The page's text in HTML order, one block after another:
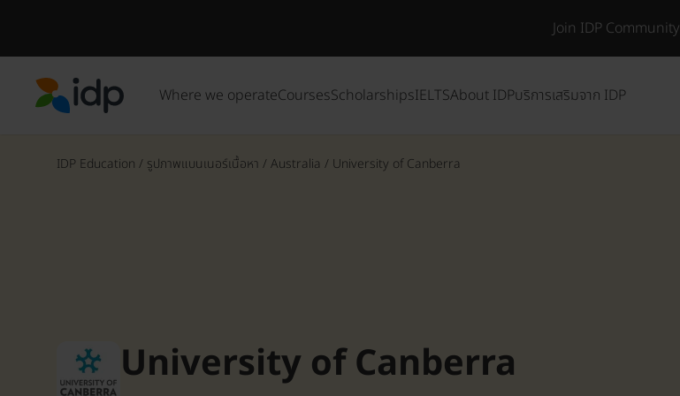
Join IDP Community
Where we operateCoursesScholarshipsIELTSAbout IDPบริการเสริมจาก IDP
IDP Education / รูปภาพแบนเนอร์เนื้อหา /Australia / University of Canberra
University of Canberra